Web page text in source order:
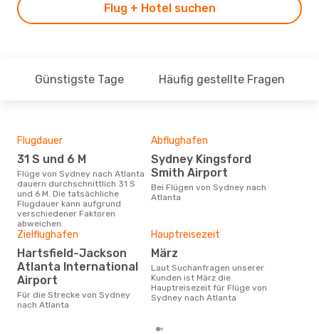
Flug + Hotel suchen
Günstigste Tage Häufig gestellte Fragen
Flugdauer
31 S und 6 M
Flüge von Sydney nach Atlanta
dauern durchschnittlich 31 S
und 6 M. Die tatsächliche
Flugdauer kann aufgrund
verschiedener Faktoren
abweichen.
Abflughafen
Sydney Kingsford
Smith Airport
Bei Flügen von Sydney nach
Atlanta
Zielflughafen
Hartsfield-Jackson
Atlanta International
Airport
Für die Strecke von Sydney
nach Atlanta
Hauptreisezeit
März
Laut Suchanfragen unserer
Kunden ist März die
Hauptreisezeit für Flüge von
Sydney nach Atlanta